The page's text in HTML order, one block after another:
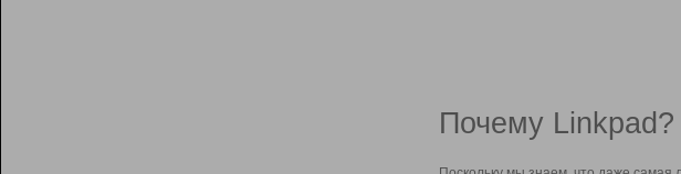
Почему Linkpad?